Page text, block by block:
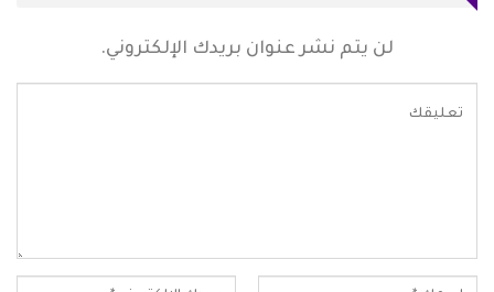
لن يتم نشر عنوان بريدك الإلكتروني.